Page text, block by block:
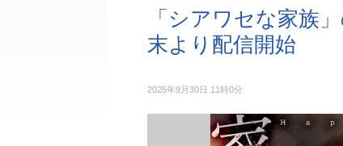
「シアワセな家族
末より配信開始
2025年9月30日 11時0分